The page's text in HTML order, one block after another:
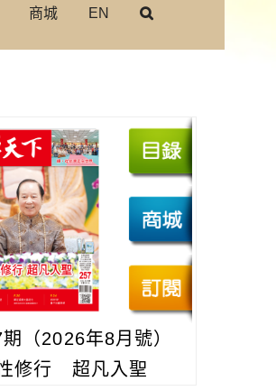
商城 EN
（2026年8月號）
修行 超凡入聖